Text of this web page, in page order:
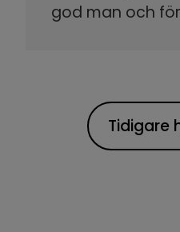
god man och
Tidigare